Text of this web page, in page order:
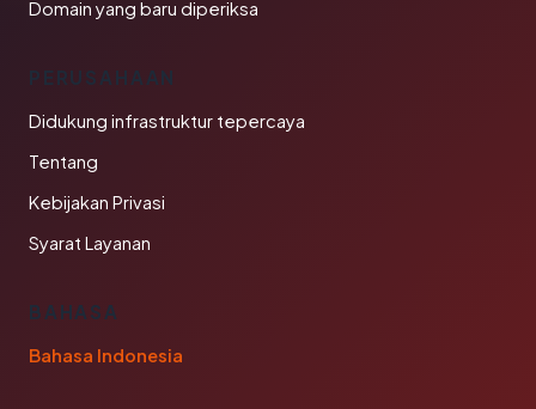
Domain yang baru diperiksa
PERUSAHAAN
Didukung infrastruktur tepercaya
Tentang
Kebijakan Privasi
Syarat Layanan
BAHASA
Bahasa Indonesia